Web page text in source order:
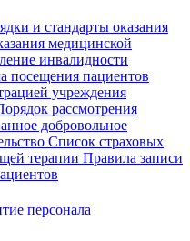
и стандарты оказания
медицинской
инвалидности
посещения пациентов
учреждения
рассмотрения
добровольное
Список страховых
терапии Правила записи
персонала